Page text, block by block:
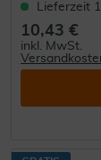
Lieferzeit
10,43 €
inkl. MwSt.